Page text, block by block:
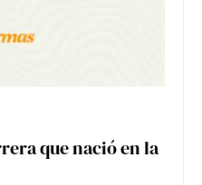
que nació en la